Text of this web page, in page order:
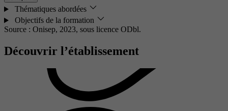
Thématiques abordées
Objectifs de la formation
Source : Onisep, 2023, sous licence ODbl.
Découvrir l’établissement